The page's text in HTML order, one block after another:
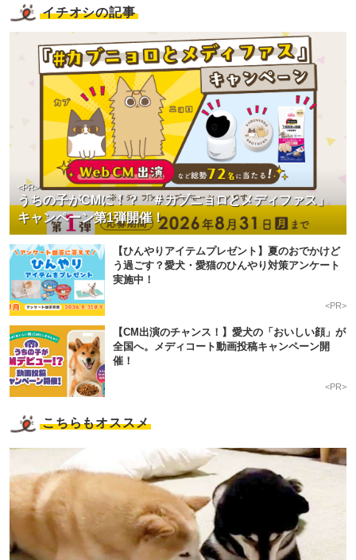
イチオシの記事
うちの子がCMに！？「＃カブニョロとメディファス」
キャンペーン第1弾開催！
<PR>
【ひんやりアイテムプレゼント】夏のおでかけど
う過ごす？愛犬・愛猫のひんやり対策アンケート
実施中！
<PR>
【CM出演のチャンス！】愛犬の「おいしい顔」が
全国へ。メディコート動画投稿キャンペーン開
催！
<PR>
こちらもオススメ